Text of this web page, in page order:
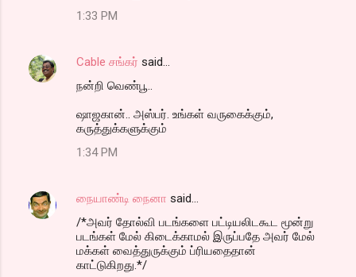
1:33 PM
Cable சங்கர் said…
நன்றி வெண்பூ..
ஷாஜகான்.. அஸ்பர். உங்கள் வருகைக்கும்,
கருத்துக்களுக்கும்
1:34 PM
நையாண்டி நைனா said…
/*அவர் தோல்வி படங்களை பட்டியலிடகூட மூன்று
படங்கள் மேல் கிடைக்காமல் இருப்பதே அவர் மேல்
மக்கள் வைத்துருக்கும் ப்ரியதைதான்
காட்டுகிறது.*/